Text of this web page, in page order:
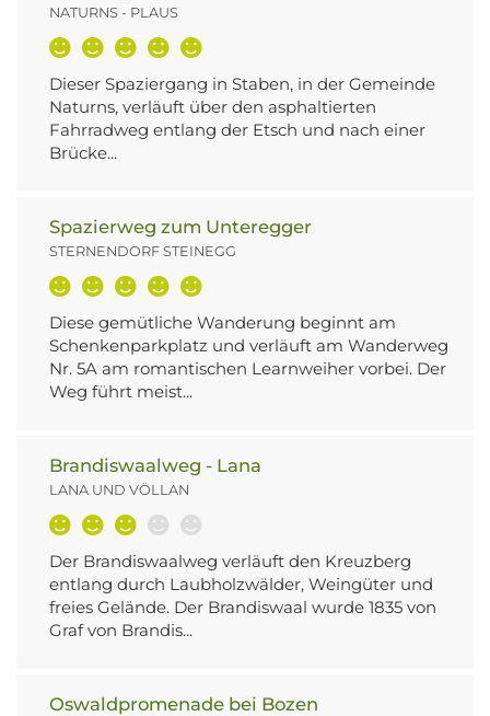
NATURNS - PLAUS
Dieser Spaziergang in Staben, in der Gemeinde
Naturns, verläuft über den asphaltierten
Fahrradweg entlang der Etsch und nach einer
Brücke...
Spazierweg zum Unteregger
STERNENDORF STEINEGG
Diese gemütliche Wanderung beginnt am
Schenkenparkplatz und verläuft am Wanderweg
Nr. 5A am romantischen Learnweiher vorbei. Der
Weg führt meist...
Brandiswaalweg - Lana
LANA UND VÖLLAN
Der Brandiswaalweg verläuft den Kreuzberg
entlang durch Laubholzwälder, Weingüter und
freies Gelände. Der Brandiswaal wurde 1835 von
Graf von Brandis...
Oswaldpromenade bei Bozen